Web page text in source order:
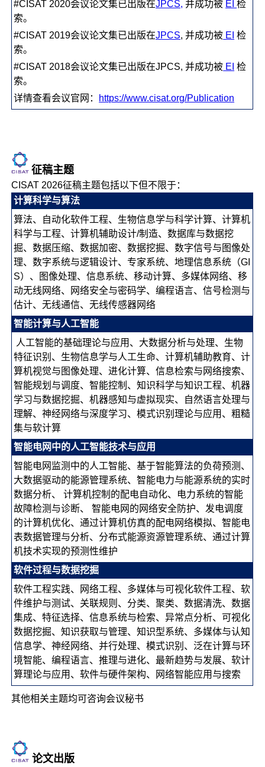
#CISAT 2020会议论文集已出版在JPCS, 并成功被 EI检
索。
#CISAT 2019会议论文集已出版在JPCS, 并成功被 EI 检
索。
#CISAT 2018会议论文集已出版在JPCS, 并成功被 EI 检
索。
详情查看会议官网：
https://www.cisat.org/Publication
征稿主题
CISAT 2026征稿主题包括以下但不限于：
计算科学与算法
算法、自动化软件工程、生物信息学与科学计算、计算机
科学与工程、计算机辅助设计/制造、数据库与数据挖
掘、数据压缩、数据加密、数据挖掘、数字信号与图像处
理、数字系统与逻辑设计、专家系统、地理信息系统（GI
S）、图像处理、信息系统、移动计算、多媒体网络、移
动无线网络、网络安全与密码学、编程语言、信号检测与
估计、无线通信、无线传感器网络
智能计算与人工智能
人工智能的基础理论与应用、大数据分析与处理、生物
特征识别、生物信息学与人工生命、计算机辅助教育、计
算机视觉与图像处理、进化计算、信息检索与网络搜索、
智能规划与调度、智能控制、知识科学与知识工程、机器
学习与数据挖掘、机器感知与虚拟现实、自然语言处理与
理解、神经网络与深度学习、模式识别理论与应用、粗糙
集与软计算
智能电网中的人工智能技术与应用
智能电网监测中的人工智能、基于智能算法的负荷预测、
大数据驱动的能源管理系统、智能电力与能源系统的实时
数据分析、 计算机控制的配电自动化、电力系统的智能
故障检测与诊断、 智能电网的网络安全防护、发电调度
的计算机优化、通过计算机仿真的配电网络模拟、智能电
表数据管理与分析、分布式能源资源管理系统、通过计算
机技术实现的预测性维护
软件过程与数据挖掘
软件工程实践、网络工程、多媒体与可视化软件工程、软
件维护与测试、关联规则、分类、聚类、数据清洗、数据
集成、特征选择、信息系统与检索、异常点分析、可视化
数据挖掘、知识获取与管理、知识型系统、多媒体与认知
信息学、神经网络、并行处理、模式识别、泛在计算与环
境智能、编程语言、推理与进化、最新趋势与发展、软计
算理论与应用、软件与硬件架构、网络智能应用与搜索
其他相关主题均可咨询会议秘书
论文出版